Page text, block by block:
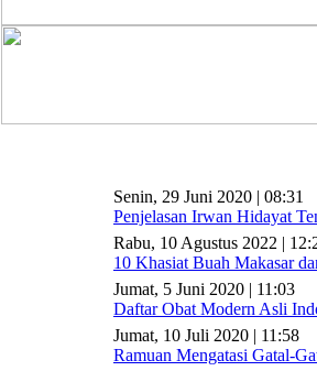
Senin, 29 Juni 2020 | 08:31
Penjelasan Irwan Hidayat
Rabu, 10 Agustus 2022 |
10 Khasiat Buah Makasar
Jumat, 5 Juni 2020 | 11:03
Daftar Obat Modern Asli
Jumat, 10 Juli 2020 | 11:58
Ramuan Mengatasi Gatal-